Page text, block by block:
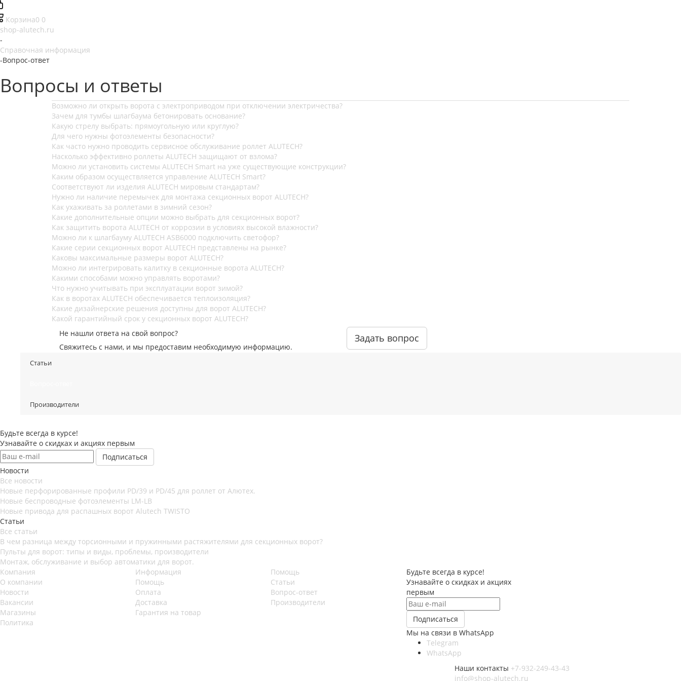
Корзина0 0
shop-alutech.ru
-
Справочная информация
-Вопрос-ответ
Вопросы и ответы
Возможно ли открыть ворота с электроприводом при отключении электричества?
Зачем для тумбы шлагбаума бетонировать основание?
Какую стрелу выбрать: прямоугольную или круглую?
Для чего нужны фотоэлементы безопасности?
Как часто нужно проводить сервисное обслуживание роллет ALUTECH?
Насколько эффективно роллеты ALUTECH защищают от взлома?
Можно ли установить системы ALUTECH Smart на уже существующие конструкции?
Каким образом осуществляется управление ALUTECH Smart?
Соответствуют ли изделия ALUTECH мировым стандартам?
Нужно ли наличие перемычек для монтажа секционных ворот ALUTECH?
Как ухаживать за роллетами в зимний сезон?
Какие дополнительные опции можно выбрать для секционных ворот?
Как защитить ворота ALUTECH от коррозии в условиях высокой влажности?
Можно ли к шлагбауму ALUTECH ASB6000 подключить светофор?
Какие серии секционных ворот ALUTECH представлены на рынке?
Каковы максимальные размеры ворот ALUTECH?
Можно ли интегрировать калитку в секционные ворота ALUTECH?
Какими способами можно управлять воротами?
Что нужно учитывать при эксплуатации ворот зимой?
Как в воротах ALUTECH обеспечивается теплоизоляция?
Какие дизайнерские решения доступны для ворот ALUTECH?
Какой гарантийный срок у секционных ворот ALUTECH?
Не нашли ответа на свой вопрос?
Свяжитесь с нами, и мы предоставим необходимую информацию.
Задать вопрос
Статьи
Производители
Будьте всегда в курсе!
Узнавайте о скидках и акциях первым
Новости
Все новости
Новые перфорированные профили PD/39 и PD/45 для роллет от Алютех.
Новые беспроводные фотоэлементы LM-LB
Новые привода для распашных ворот Alutech TWISTO
Статьи
Все статьи
В чем разница между торсионными и пружинными растяжителями для секционных ворот?
Пульты для ворот: типы и виды, проблемы, производители
Монтаж, обслуживание и выбор автоматики для ворот.
Компания
О компании
Новости
Вакансии
Магазины
Политика
Информация
Помощь
Оплата
Доставка
Гарантия на товар
Помощь
Статьи
Вопрос-ответ
Производители
Будьте всегда в курсе!
Узнавайте о скидках и акциях
первым
Мы на связи в WhatsApp
Telegram
WhatsApp
Наши контакты +7-932-249-43-43
info@shop-alutech.ru